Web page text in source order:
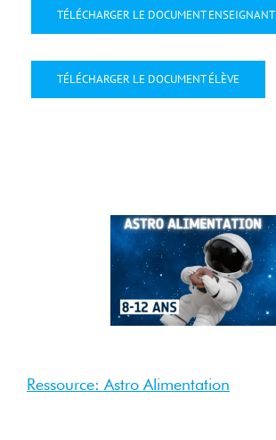
TÉLÉCHARGER LE DOCUMENT ENSEIGNANT
TÉLÉCHARGER LE DOCUMENT ÉLÈVE
Ressource: Astro Alimentation